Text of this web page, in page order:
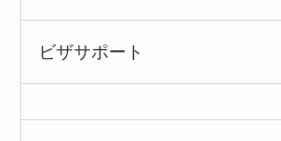
ビザサポート